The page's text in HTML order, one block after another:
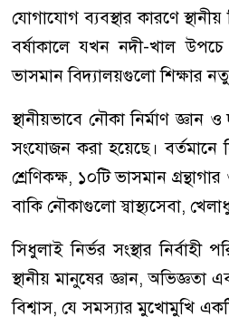
যোগাযোগ ব্যবস্থার কারণে
বর্ষাকালে যখন নদী-খাল উপচে
ভাসমান বিদ্যালয়গুলো শিক্ষার
স্থানীয়ভাবে নৌকা নির্মাণ জ্ঞান
সংযোজন করা হয়েছে।
শ্রেণিকক্ষ, ১০টি ভাসমান
বাকি নৌকাগুলো স্বাস্থ্যসেবা,
সিধুলাই নির্ভর সংস্থার
স্থানীয় মানুষের জ্ঞান,
বিশ্বাস, যে সমস্যার মুখোমুখি